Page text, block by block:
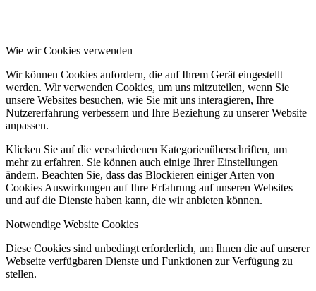
Wie wir Cookies verwenden
Wir können Cookies anfordern, die auf Ihrem Gerät eingestellt
werden. Wir verwenden Cookies, um uns mitzuteilen, wenn Sie
unsere Websites besuchen, wie Sie mit uns interagieren, Ihre
Nutzererfahrung verbessern und Ihre Beziehung zu unserer Website
anpassen.
Klicken Sie auf die verschiedenen Kategorienüberschriften, um
mehr zu erfahren. Sie können auch einige Ihrer Einstellungen
ändern. Beachten Sie, dass das Blockieren einiger Arten von
Cookies Auswirkungen auf Ihre Erfahrung auf unseren Websites
und auf die Dienste haben kann, die wir anbieten können.
Notwendige Website Cookies
Diese Cookies sind unbedingt erforderlich, um Ihnen die auf unserer
Webseite verfügbaren Dienste und Funktionen zur Verfügung zu
stellen.